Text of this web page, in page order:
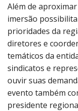
Além de
imersão
prioridades da
diretores e
temáticos da
sindicatos e
ouvir suas
evento também
presidente